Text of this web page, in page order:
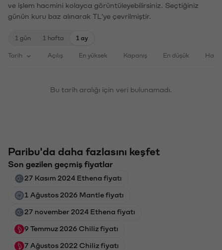
ve işlem hacmini kolayca görüntüleyebilirsiniz. Seçtiğiniz
günün kuru baz alınarak TL'ye çevrilmiştir.
1 gün 1 hafta 1 ay
Tarih Açılış En yüksek Kapanış En düşük
Bu tarih aralığı için veri bulunamadı.
Paribu'da daha fazlasını keşfet
Son gezilen geçmiş fiyatlar
27 Kasım 2024 Ethena fiyatı
1 Ağustos 2026 Mantle fiyatı
27 november 2024 Ethena fiyatı
9 Temmuz 2026 Chiliz fiyatı
7 Ağustos 2022 Chiliz fiyatı